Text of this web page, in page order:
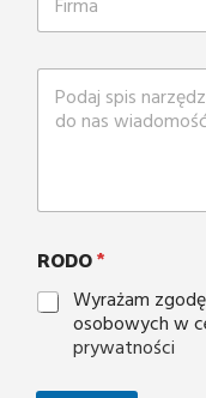
RODO*
Wyrażam
osobowych w
prywatności